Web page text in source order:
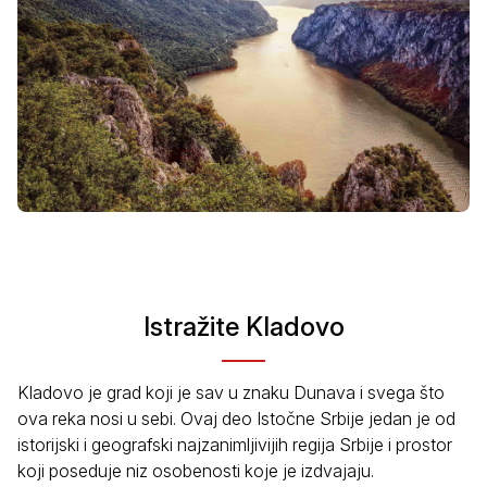
Istražite Kladovo
Kladovo je grad koji je sav u znaku Dunava i svega što
ova reka nosi u sebi. Ovaj deo Istočne Srbije jedan je od
istorijski i geografski najzanimljivijih regija Srbije i prostor
koji poseduje niz osobenosti koje je izdvajaju.